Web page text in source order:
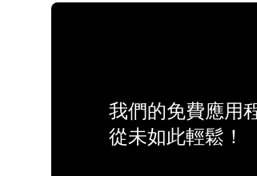
我們的免費應用
從未如此輕鬆！